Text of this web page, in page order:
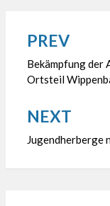
PREV
Bekämpfung der
Ortsteil
NEXT
Jugendherberge